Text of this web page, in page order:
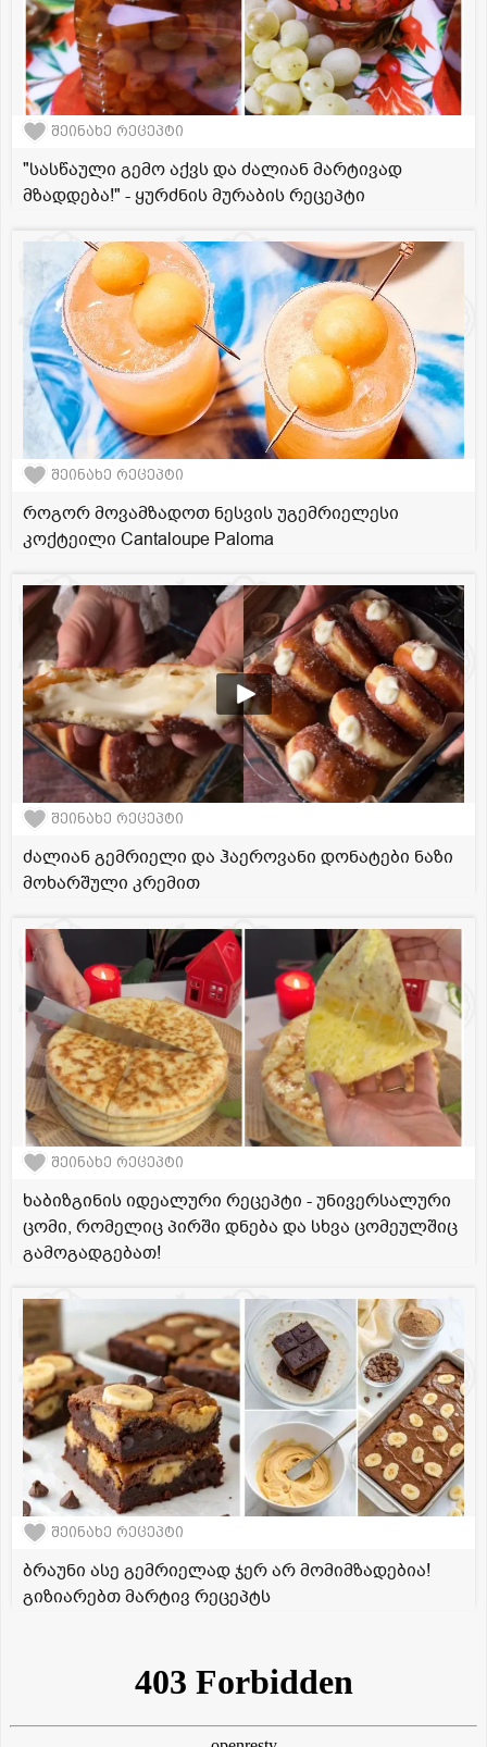
შეინახე რეცეპტი
"სასწაული გემო აქვს და ძალიან მარტივად
მზადდება!" - ყურძნის მურაბის რეცეპტი
შეინახე რეცეპტი
როგორ მოვამზადოთ ნესვის უგემრიელესი
კოქტეილი Cantaloupe Paloma
შეინახე რეცეპტი
ძალიან გემრიელი და ჰაეროვანი დონატები ნაზი
მოხარშული კრემით
შეინახე რეცეპტი
ხაბიზგინის იდეალური რეცეპტი - უნივერსალური
ცომი, რომელიც პირში დნება და სხვა ცომეულშიც
გამოგადგებათ!
შეინახე რეცეპტი
ბრაუნი ასე გემრიელად ჯერ არ მომიმზადებია!
გიზიარებთ მარტივ რეცეპტს